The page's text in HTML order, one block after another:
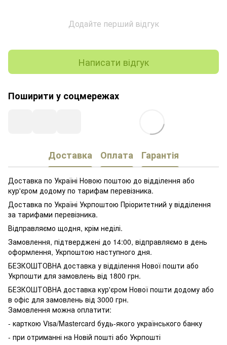
Додайте перший відгук
Написати відгук
Поширити у соцмережах
Доставка Оплата Гарантія
Доставка по Україні Новою поштою до відділення або
кур'єром додому по тарифам перевізника.
Доставка по Україні Укрпоштою Пріоритетний у відділення
за тарифами перевізника.
Відправляємо щодня, крім неділі.
Замовлення, підтверджені до 14:00, відправляємо в день
оформлення, Укрпоштою наступного дня.
БЕЗКОШТОВНА доставка у відділення Нової пошти або
Укрпошти для замовлень від 1800 грн.
БЕЗКОШТОВНА доставка кур'єром Нової пошти додому або
в офіс для замовлень від 3000 грн.
Замовлення можна оплатити:
- карткою Visa/Mastercard будь-якого українського банку
- при отриманні на Новій пошті або Укрпошті